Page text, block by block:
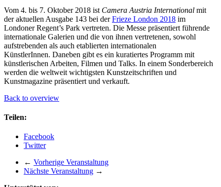
Vom 4. bis 7. Oktober 2018 ist Camera Austria International mit
der aktuellen Ausgabe 143 bei derFrieze London 2018 im
Londoner Regent’s Park vertreten. Die Messe präsentiert führende
internationale Galerien und die von ihnen vertretenen, sowohl
aufstrebenden als auch etablierten internationalen
KünstlerInnen. Daneben gibt es ein kuratiertes Programm mit
künstlerischen Arbeiten, Filmen und Talks. In einem Sonderbereich
werden die weltweit wichtigsten Kunstzeitschriften und
Kunstmagazine präsentiert und verkauft.
Back to overview
Teilen:
Facebook
Twitter
← Vorherige Veranstaltung
Nächste Veranstaltung →